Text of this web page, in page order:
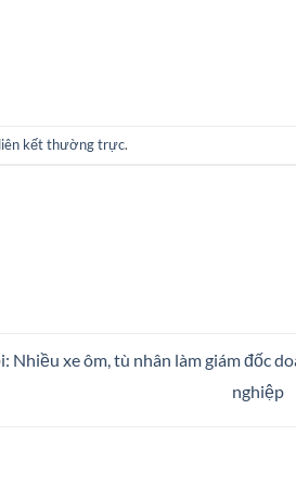
liên kết thường trực.
Nhiều xe ôm, tù nhân làm giám đốc
nghiệp